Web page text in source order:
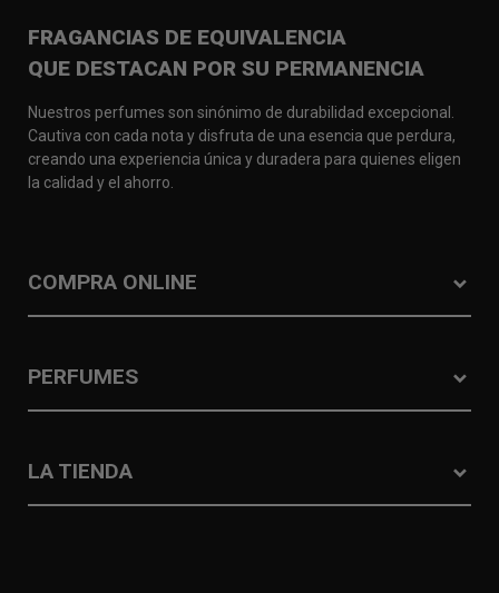
FRAGANCIAS DE EQUIVALENCIA
QUE DESTACAN POR SU PERMANENCIA
Nuestros perfumes son sinónimo de durabilidad excepcional.
Cautiva con cada nota y disfruta de una esencia que perdura,
creando una experiencia única y duradera para quienes eligen
la calidad y el ahorro.
COMPRA ONLINE
PERFUMES
LA TIENDA